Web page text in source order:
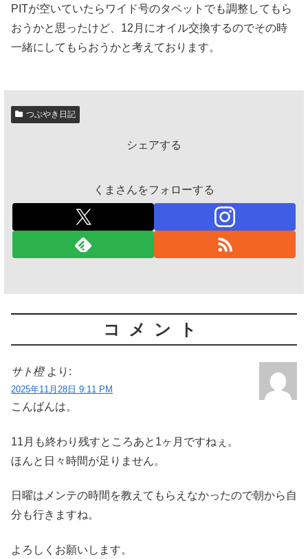
PITが空いていたらワイド号のタペットでも調整してもら
おうかと思ったけど、12月にオイル交換するのでその時
一緒にしてもらおうかと考えております。
つぶやき日記
シェアする
くまさんをフォローする
コメント
サト橙 より:
2025年11月28日 9:11 PM
こんばんは。
11月も終わり残すところあと1ヶ月ですねぇ。
ほんと日々時間が足りません。
日曜はメンテの時間を教えてもらえなかったので朝から自
分も行きますね。
よろしくお願いします。